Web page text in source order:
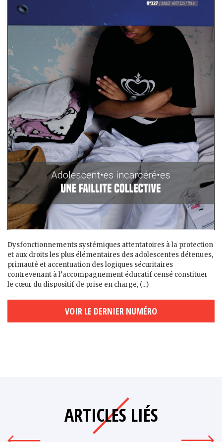
Dysfonctionnements systémiques attentatoires à la protection
et aux droits les plus élémentaires des adolescent·es détenu·es,
primauté et accentuation des logiques sécuritaires
contrevenant à l’accompagnement éducatif censé constituer
le cœur du dispositif de prise en charge, (...)
VOIR LE DERNIER NUMÉRO
ARTICLES LIÉS